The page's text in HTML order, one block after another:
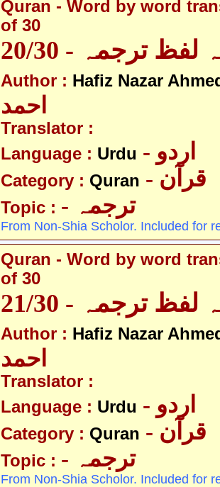
Quran - Word by word
of 30
ترجمہ - 20/30
Author : Hafiz Nazar
احمد
Translator :
Language : Urdu - اردو
Category : Quran - قرآن
Topic : - ترجمہ
From Non-Shia Scholor. Included for
Quran - Word by word
of 30
ترجمہ - 21/30
Author : Hafiz Nazar
احمد
Translator :
Language : Urdu - اردو
Category : Quran - قرآن
Topic : - ترجمہ
From Non-Shia Scholor. Included for